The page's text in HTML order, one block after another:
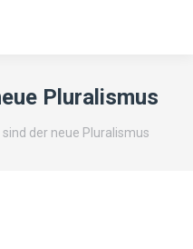
Pluralismus
der neue Pluralismus